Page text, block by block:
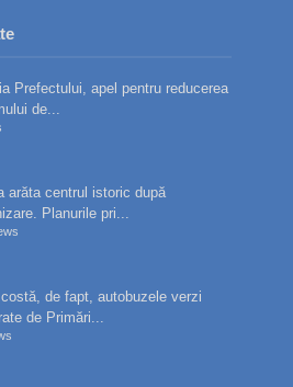
Prefectului, apel pentru reducerea
de...
arăta centrul istoric după
Planurile pri...
de fapt, autobuzele verzi
de Primări...